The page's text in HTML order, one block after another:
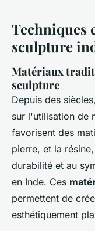
Techniques
sculpture
Matériaux
sculpture
Depuis des
sur l'utilisation de
favorisent des
pierre, et la
durabilité et au
en Inde. Ces
permettent de
esthétiquement